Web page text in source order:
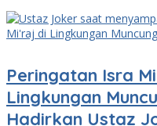
Peringatan Isra
Lingkungan
Hadirkan Ustaz